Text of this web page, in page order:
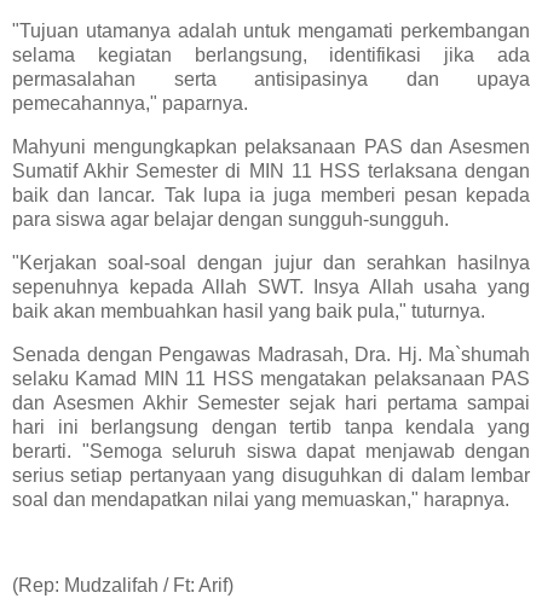
"Tujuan utamanya adalah untuk mengamati perkembangan
selama kegiatan berlangsung, identifikasi jika ada
permasalahan serta antisipasinya dan upaya
pemecahannya," paparnya.
Mahyuni mengungkapkan pelaksanaan PAS dan Asesmen
Sumatif Akhir Semester di MIN 11 HSS terlaksana dengan
baik dan lancar. Tak lupa ia juga memberi pesan kepada
para siswa agar belajar dengan sungguh-sungguh.
"Kerjakan soal-soal dengan jujur dan serahkan hasilnya
sepenuhnya kepada Allah SWT. Insya Allah usaha yang
baik akan membuahkan hasil yang baik pula," tuturnya.
Senada dengan Pengawas Madrasah, Dra. Hj. Ma`shumah
selaku Kamad MIN 11 HSS mengatakan pelaksanaan PAS
dan Asesmen Akhir Semester sejak hari pertama sampai
hari ini berlangsung dengan tertib tanpa kendala yang
berarti. "Semoga seluruh siswa dapat menjawab dengan
serius setiap pertanyaan yang disuguhkan di dalam lembar
soal dan mendapatkan nilai yang memuaskan," harapnya.
(Rep: Mudzalifah / Ft: Arif)